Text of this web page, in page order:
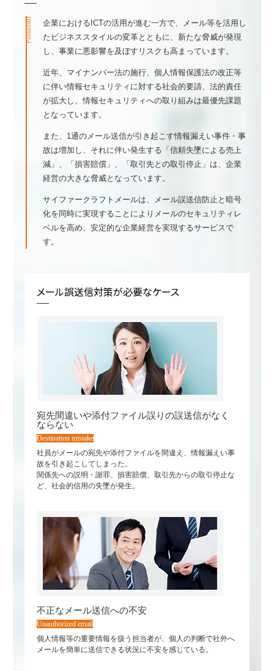
Products01
企業におけるICTの活用が進む一方で、メール等を活用し
たビジネススタイルの変革とともに、新たな脅威が発現
し、事業に悪影響を及ぼすリスクも高まっています。
近年、マイナンバー法の施行、個人情報保護法の改正等
に伴い情報セキュリティに対する社会的要請、法的責任
が拡大し、情報セキュリティへの取り組みは最優先課題
となっています。
また、1通のメール送信が引き起こす情報漏えい事件・事
故は増加し、それに伴い発生する「信頼失墜による売上
減」、「損害賠償」、「取引先との取引停止」は、企業
経営の大きな脅威となっています。
サイファークラフトメールは、メール誤送信防止と暗号
化を同時に実現することによりメールのセキュリティレ
ベルを高め、安定的な企業経営を実現するサービスで
す。
メール誤送信対策が必要なケース
宛先間違いや添付ファイル誤りの誤送信がなく
ならない
Destination mistake
社員がメールの宛先や添付ファイルを間違え、情報漏えい事
故を引き起こしてしまった。
関係先への説明・謝罪、損害賠償、取引先からの取引停止な
ど、社会的信用の失墜が発生。
不正なメール送信への不安
Unauthorized email
個人情報等の重要情報を扱う担当者が、個人の判断で社外へ
メールを簡単に送信できる状況に不安を感じている。